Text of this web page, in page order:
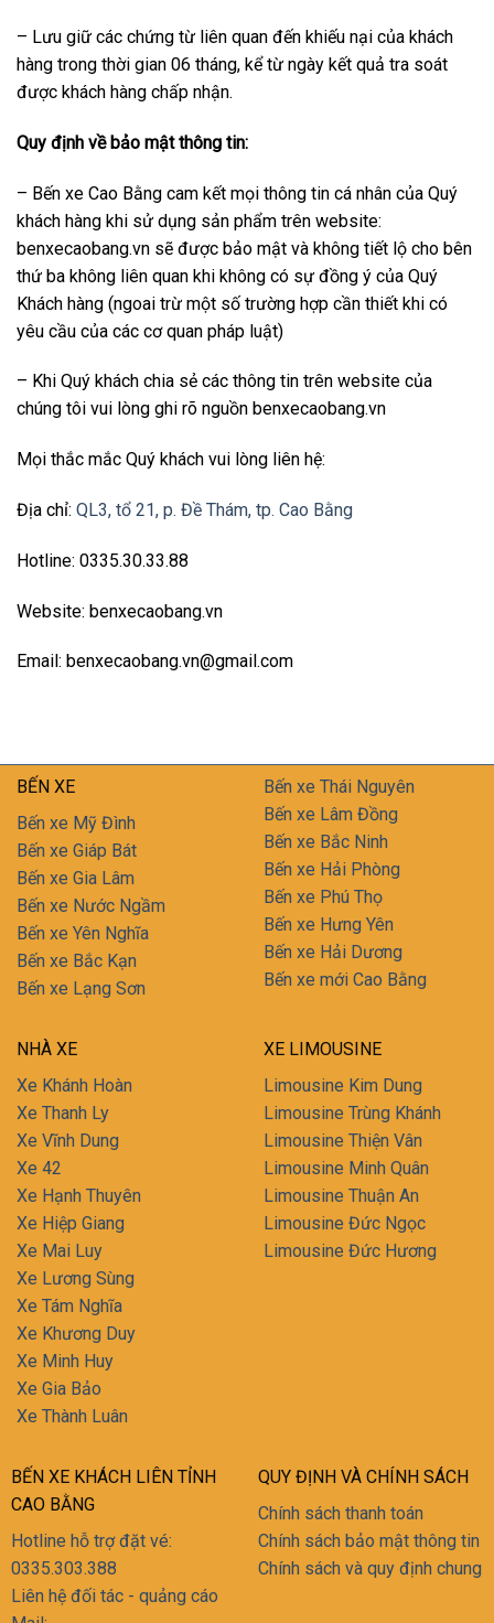
– Lưu giữ các chứng từ liên quan đến khiếu nại của khách
hàng trong thời gian 06 tháng, kể từ ngày kết quả tra soát
được khách hàng chấp nhận.
Quy định về bảo mật thông tin:
– Bến xe Cao Bằng cam kết mọi thông tin cá nhân của Quý
khách hàng khi sử dụng sản phẩm trên website:
benxecaobang.vn sẽ được bảo mật và không tiết lộ cho bên
thứ ba không liên quan khi không có sự đồng ý của Quý
Khách hàng (ngoai trừ một số trường hợp cần thiết khi có
yêu cầu của các cơ quan pháp luật)
– Khi Quý khách chia sẻ các thông tin trên website của
chúng tôi vui lòng ghi rõ nguồn benxecaobang.vn
Mọi thắc mắc Quý khách vui lòng liên hệ:
Địa chỉ: QL3, tổ 21, p. Đề Thám, tp. Cao Bằng
Hotline: 0335.30.33.88
Website: benxecaobang.vn
Email: benxecaobang.vn@gmail.com
BẾN XE
Bến xe Mỹ Đình
Bến xe Giáp Bát
Bến xe Gia Lâm
Bến xe Nước Ngầm
Bến xe Yên Nghĩa
Bến xe Bắc Kạn
Bến xe Lạng Sơn
Bến xe Thái Nguyên
Bến xe Lâm Đồng
Bến xe Bắc Ninh
Bến xe Hải Phòng
Bến xe Phú Thọ
Bến xe Hưng Yên
Bến xe Hải Dương
Bến xe mới Cao Bằng
NHÀ XE
Xe Khánh Hoàn
Xe Thanh Ly
Xe Vĩnh Dung
Xe 42
Xe Hạnh Thuyên
Xe Hiệp Giang
Xe Mai Luy
Xe Lương Sùng
Xe Tám Nghĩa
Xe Khương Duy
Xe Minh Huy
Xe Gia Bảo
Xe Thành Luân
XE LIMOUSINE
Limousine Kim Dung
Limousine Trùng Khánh
Limousine Thiện Vân
Limousine Minh Quân
Limousine Thuận An
Limousine Đức Ngọc
Limousine Đức Hương
BẾN XE KHÁCH LIÊN TỈNH
CAO BẰNG
Hotline hỗ trợ đặt vé:
0335.303.388
Liên hệ đối tác - quảng cáo
QUY ĐỊNH VÀ CHÍNH SÁCH
Chính sách thanh toán
Chính sách bảo mật thông tin
Chính sách và quy định chung